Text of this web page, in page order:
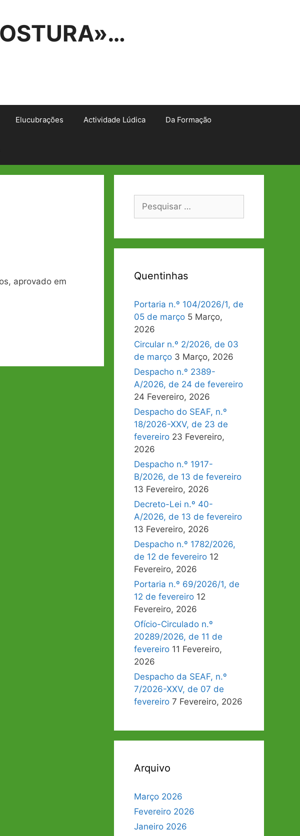
Elucubrações Actividade Lúdica Da Formação
aprovado em
Pesquisar
Quentinhas
Portaria n.º 104/2026/1, de
05 de março 5 Março,
2026
Circular n.º 2/2026, de 03
de março 3 Março, 2026
Despacho n.º 2389-
A/2026, de 24 de fevereiro
24 Fevereiro, 2026
Despacho do SEAF, n.º
18/2026-XXV, de 23 de
fevereiro 23 Fevereiro,
2026
Despacho n.º 1917-
B/2026, de 13 de fevereiro
13 Fevereiro, 2026
Decreto-Lei n.º 40-
A/2026, de 13 de fevereiro
13 Fevereiro, 2026
Despacho n.º 1782/2026,
de 12 de fevereiro 12
Fevereiro, 2026
Portaria n.º 69/2026/1, de
12 de fevereiro 12
Fevereiro, 2026
Ofício-Circulado n.º
20289/2026, de 11 de
fevereiro 11 Fevereiro,
2026
Despacho da SEAF, n.º
7/2026-XXV, de 07 de
fevereiro 7 Fevereiro, 2026
Arquivo
Março 2026
Fevereiro 2026
Janeiro 2026